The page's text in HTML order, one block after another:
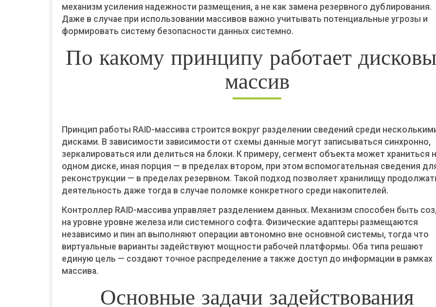
механизм усиления надежности размещения, а не как замена резервного дублирования.
Даже в случае при использовании массивов важно учитывать потенциальные угрозы и
формировать систему безопасности данных системно.
По какому принципу работает
массив
Принцип работы RAID-массива строится вокруг разделении сведений среди
дисками. В зависимости зависимости от схемы данные могут записываться синхронно,
зеркалироваться или делиться на блоки. К примеру, сегмент объекта может храниться
одном диске, иная порция — в пределах втором, при этом вспомогательная сведения
реконструкции — в пределах резервном. Такой подход позволяет хранилищу
деятельность даже тогда в случае поломке конкретного среди накопителей.
Контроллер RAID-массива управляет разделением данных. Механизм способен быть
на уровне уровне железа или системного софта. Физические адаптеры размещаются
независимо и пин ап выполняют операции автономно вне основной системы, тогда что
виртуальные варианты задействуют мощности рабочей платформы. Оба типа решают
единую цель — создают точное распределение а также доступ до информации в рамках
массива.
Основные задачи задействования